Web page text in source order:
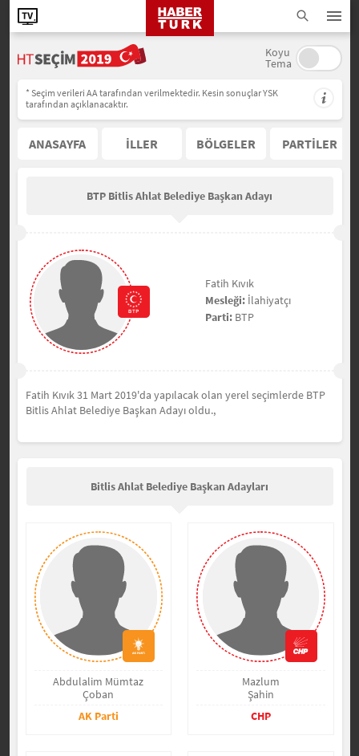
Koyu
Tema
* Seçim verileri AA tarafından verilmektedir. Kesin sonuçlar YSK
tarafından açıklanacaktır.
ANASAYFA İLLER BÖLGELER PARTİLER
BTP Bitlis Ahlat Belediye Başkan Adayı
Fatih Kıvık
Mesleği:İlahiyatçı
Parti:BTP
Fatih Kıvık 31 Mart 2019'da yapılacak olan yerel seçimlerde BTP
Bitlis Ahlat Belediye Başkan Adayı oldu.,
Bitlis Ahlat Belediye Başkan Adayları
Abdulalim Mümtaz
Çoban
AK Parti
Mazlum
Şahin
CHP